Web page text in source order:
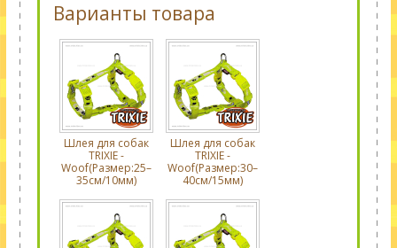
Варианты товара
Шлея для собак
TRIXIE -
Woof(Размер:25–
35см/10мм)
Шлея для собак
TRIXIE -
Woof(Размер:30–
40см/15мм)